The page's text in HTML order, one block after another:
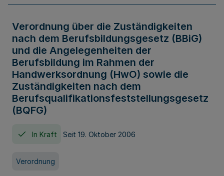
Verordnung über die Zuständigkeiten
nach dem Berufsbildungsgesetz (BBiG)
und die Angelegenheiten der
Berufsbildung im Rahmen der
Handwerksordnung (HwO) sowie die
Zuständigkeiten nach dem
Berufsqualifikationsfeststellungsgesetz
(BQFG)
In Kraft Seit 19. Oktober 2006
Verordnung